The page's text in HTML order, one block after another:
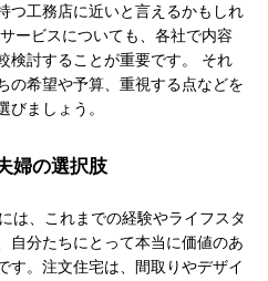
つ工務店に近いと言えるかもしれ
ービスについても、各社で内容
検討することが重要です。 それ
の希望や予算、重視する点などを
びましょう。
婦の選択肢
は、これまでの経験やライフスタ
自分たちにとって本当に価値のあ
す。注文住宅は、間取りやデザイ